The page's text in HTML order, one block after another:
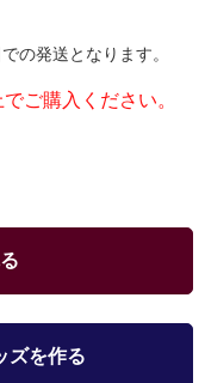
の発送となります。
ご購入ください。
ズを作る